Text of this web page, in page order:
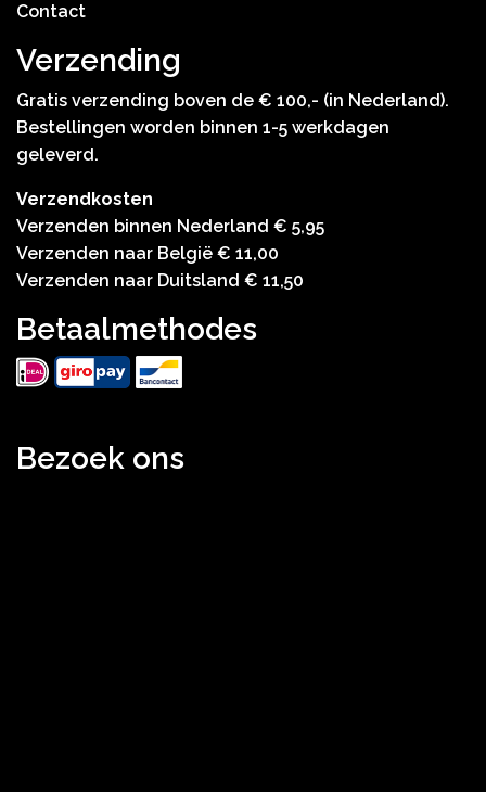
Contact
Verzending
Gratis verzending boven de € 100,- (in Nederland).
Bestellingen worden binnen 1-5 werkdagen
geleverd.
Verzendkosten
Verzenden binnen Nederland € 5,95
Verzenden naar België € 11,00
Verzenden naar Duitsland € 11,50
Betaalmethodes
Bezoek ons